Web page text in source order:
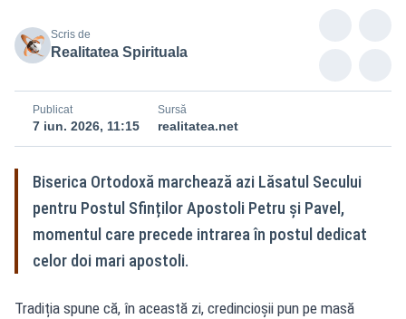
Scris de
Realitatea Spirituala
Publicat
7 iun. 2026, 11:15
Sursă
realitatea.net
Biserica Ortodoxă marchează azi Lăsatul Secului
pentru Postul Sfinților Apostoli Petru și Pavel,
momentul care precede intrarea în postul dedicat
celor doi mari apostoli.
Tradiția spune că, în această zi, credincioșii pun pe masă